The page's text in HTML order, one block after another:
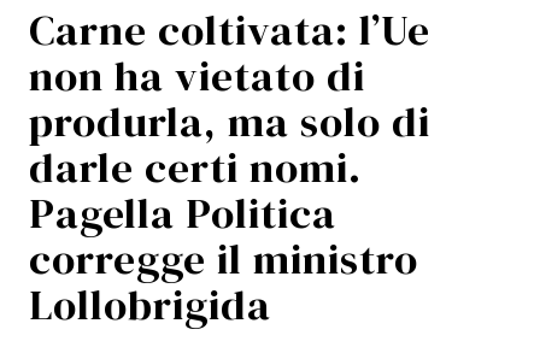
Carne coltivata: l’Ue
non ha vietato di
produrla, ma solo di
darle certi nomi.
Pagella Politica
corregge il ministro
Lollobrigida